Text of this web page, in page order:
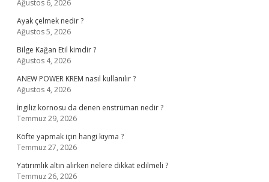
Ağustos 6, 2026
Ayak çelmek nedir ?
Ağustos 5, 2026
Bilge Kağan Etil kimdir ?
Ağustos 4, 2026
ANEW POWER KREM nasıl kullanılır ?
Ağustos 4, 2026
İngiliz kornosu da denen enstrüman nedir ?
Temmuz 29, 2026
Köfte yapmak için hangi kıyma ?
Temmuz 27, 2026
Yatırımlık altın alırken nelere dikkat edilmeli ?
Temmuz 26, 2026